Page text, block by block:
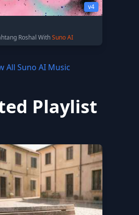
v4
Roshal WithSuno AI
All Suno AI Music
Playlist